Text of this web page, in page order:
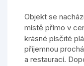
Objekt se
místě přímo v
krásné písčité
příjemnou
a restaurací.